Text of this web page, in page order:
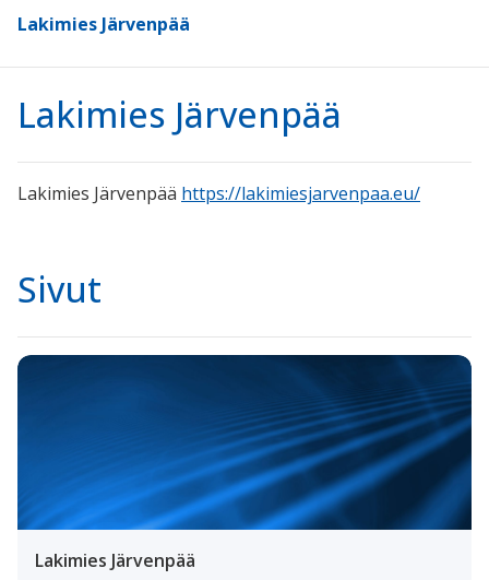
Lakimies Järvenpää
Lakimies Järvenpää
Lakimies Järvenpää https://lakimiesjarvenpaa.eu/
Sivut
Lakimies Järvenpää